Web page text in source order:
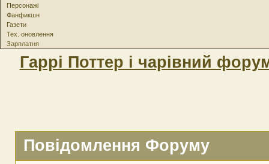
Персонажі
Фанфикшн
Газети
Тех. оновлення
Зарплатня
Гаррі Поттер і чарівний
Повідомлення Форуму